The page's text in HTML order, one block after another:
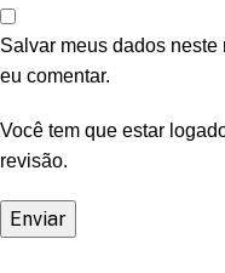
Salvar meus dados
eu comentar.
Você tem que estar
revisão.